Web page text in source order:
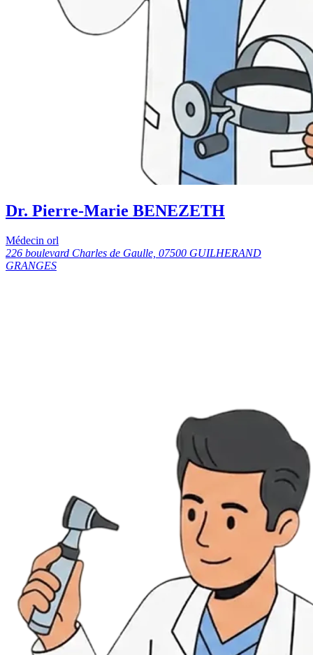
Dr. Pierre-Marie BENEZETH
Médecin orl
226 boulevard Charles de Gaulle, 07500 GUILHERAND
GRANGES